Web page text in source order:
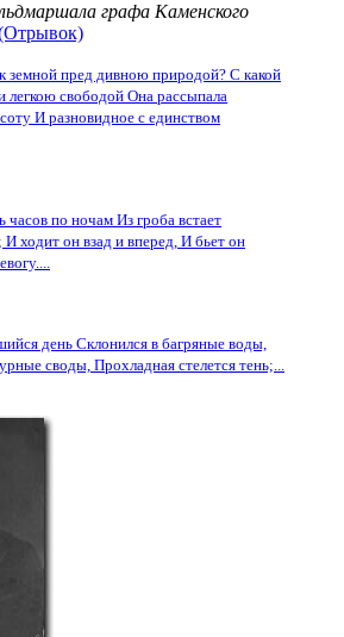
графа Каменского
земной пред дивною природой? С какой
свободой Она рассыпала
И разновидное с единством
часов по ночам Из гроба встает
ходит он взад и вперед, И бьет он
день Склонился в багряные воды,
своды, Прохладная стелется тень;...